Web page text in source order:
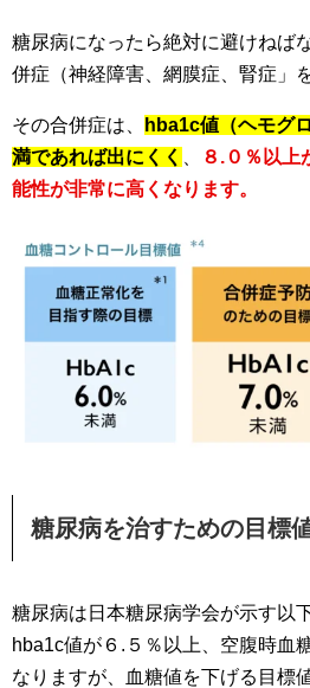
糖尿病になったら絶対に避けねば
併症（神経障害、網膜症、腎症」
その合併症は、
hba1c値（ヘモグ
満であれば出にくく
８.０％以上
能性が非常に高くなります。
糖尿病を治すための目標
糖尿病は日本糖尿病学会が示す以
hba1c値が６.５％以上、空腹時血
なりますが、血糖値を下げる目標